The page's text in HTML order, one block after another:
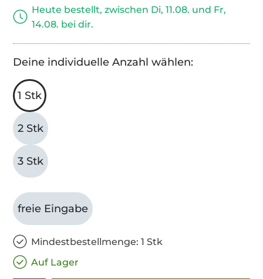
Heute bestellt, zwischen Di, 11.08. und Fr,
14.08. bei dir.
Deine individuelle Anzahl wählen:
1 Stk
2 Stk
3 Stk
freie Eingabe
Mindestbestellmenge: 1 Stk
Auf Lager